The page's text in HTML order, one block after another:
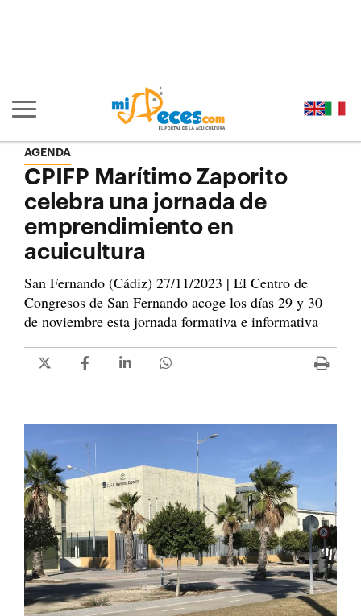
Mostrar/ocultar navegación principal
AGENDA
CPIFP Marítimo Zaporito
celebra una jornada de
emprendimiento en
acuicultura
San Fernando (Cádiz) 27/11/2023 | El Centro de
Congresos de San Fernando acoge los días 29 y 30
de noviembre esta jornada formativa e informativa